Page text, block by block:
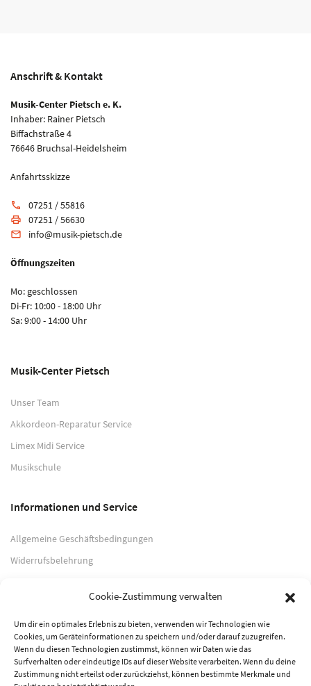
Cookie-Zustimmung verwalten
Um dir ein optimales Erlebnis zu bieten, verwenden wir Technologien wie
Cookies, um Geräteinformationen zu speichern und/oder darauf zuzugreifen.
Wenn du diesen Technologien zustimmst, können wir Daten wie das
Surfverhalten oder eindeutige IDs auf dieser Website verarbeiten. Wenn du deine
Zustimmung nicht erteilst oder zurückziehst, können bestimmte Merkmale und
Anschrift & Kontakt
Musik-Center Pietsch e. K.
Inhaber: Rainer Pietsch
Biffachstraße 4
76646 Bruchsal-Heidelsheim
Anfahrtsskizze
phone 07251 / 55816
print 07251 / 56630
email info@musik-pietsch.de
Öffnungszeiten
Mo: geschlossen
Di-Fr: 10:00 - 18:00 Uhr
Sa: 9:00 - 14:00 Uhr
Musik-Center Pietsch
Unser Team
Akkordeon-Reparatur Service
Limex Midi Service
Musikschule
Informationen und Service
Allgemeine Geschäftsbedingungen
Widerrufsbelehrung
Datenschutzerklärung
Zahlungsarten
PayPal